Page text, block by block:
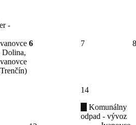
-
Dolina,
6 7 8
14
Komunálny
odpad - vývoz